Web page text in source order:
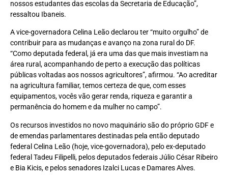
nossos estudantes das escolas da Secretaria de Educação”,
ressaltou Ibaneis.
A vice-governadora Celina Leão declarou ter “muito orgulho” de
contribuir para as mudanças e avanço na zona rural do DF.
“Como deputada federal, já era uma das que mais investiam na
área rural, acompanhando de perto a execução das políticas
públicas voltadas aos nossos agricultores”, afirmou. “Ao acreditar
na agricultura familiar, temos certeza de que, com esses
equipamentos, vocês vão gerar renda, riqueza e garantir a
permanência do homem e da mulher no campo”.
Os recursos investidos no novo maquinário são do próprio GDF e
de emendas parlamentares destinadas pela então deputado
federal Celina Leão (hoje, vice-governadora), pelo ex-deputado
federal Tadeu Filipelli, pelos deputados federais Júlio César Ribeiro
e Bia Kicis, e pelos senadores Izalci Lucas e Damares Alves.